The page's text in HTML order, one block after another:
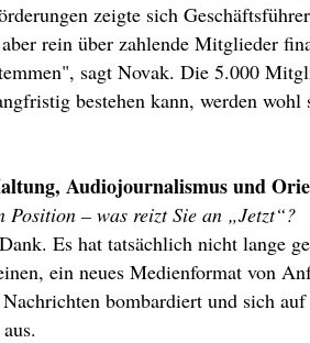
zeigte sich
rein über zahlende Mitglieder
sagt Novak. Die 5.000
bestehen kann, werden
Audiojournalismus und
Position – was reizt Sie an „Jetzt“?
Es hat tatsächlich nicht lange
ein neues Medienformat von
bombardiert und sich